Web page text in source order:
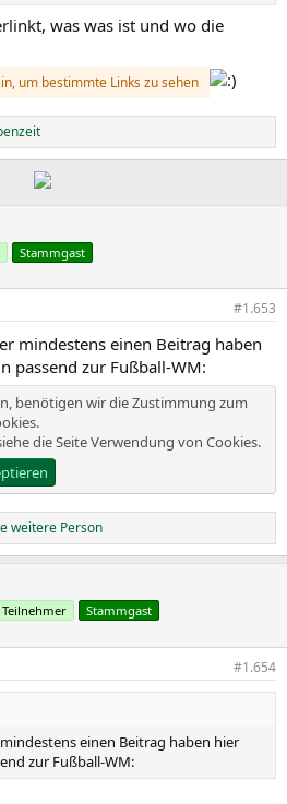
was was ist und wo die
um bestimmte Links zu sehen
Stammgast
#1.653
mindestens einen Beitrag haben
passend zur Fußball-WM:
benötigen wir die Zustimmung zum
die SeiteVerwendung von Cookies.
weitere Person
Teilnehmer Stammgast
#1.654
einen Beitrag haben hier
zur Fußball-WM: